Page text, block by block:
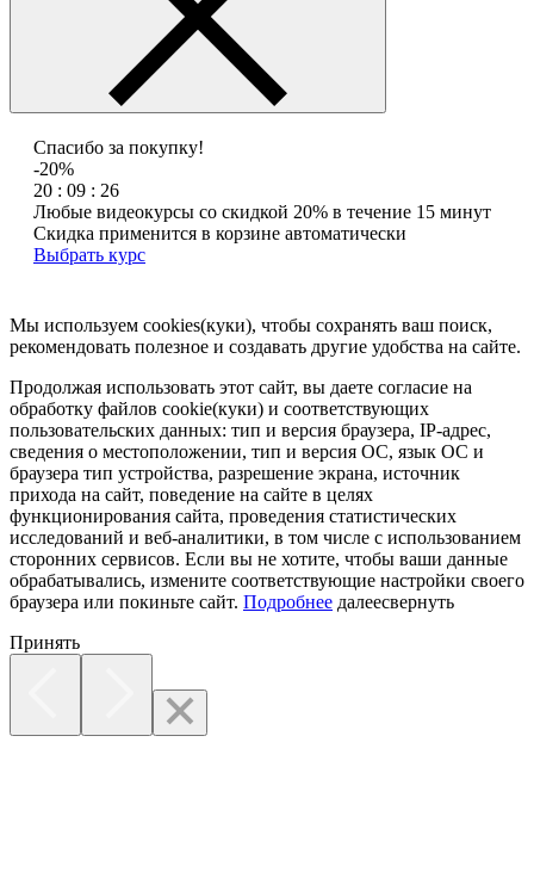
Спасибо за покупку!
-20%
20 : 09 : 26
Любые видеокурсы со скидкой 20% в течение 15 минут
Скидка применится в корзине автоматически
Выбрать курс
Мы используем cookies(куки), чтобы сохранять ваш поиск,
рекомендовать полезное и создавать другие удобства на сайте.
Продолжая использовать этот сайт, вы даете согласие на
обработку файлов cookie(куки) и соответствующих
пользовательских данных: тип и версия браузера, IP-адрес,
сведения о местоположении, тип и версия ОС, язык ОС и
браузера тип устройства, разрешение экрана, источник
прихода на сайт, поведение на сайте в целях
функционирования сайта, проведения статистических
исследований и веб-аналитики, в том числе с использованием
сторонних сервисов. Если вы не хотите, чтобы ваши данные
обрабатывались, измените соответствующие настройки своего
браузера или покиньте сайт. Подробнее далеесвернуть
Принять